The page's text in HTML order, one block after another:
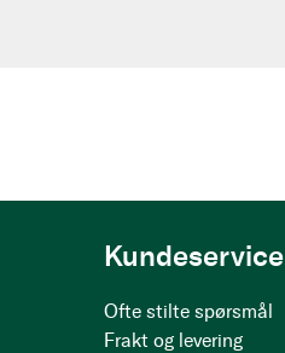
Kundeservice
Ofte stilte spørsmål
Frakt og levering